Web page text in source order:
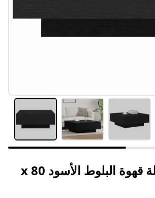
vidaXL طاولة قهوة البلوط الأسود 80 x